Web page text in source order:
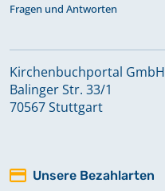
Fragen und Antworten
Kirchenbuchportal GmbH
Balinger Str. 33/1
70567 Stuttgart
Unsere Bezahlarten